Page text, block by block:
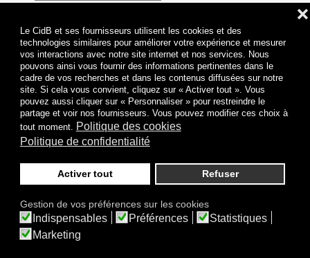
Le CidB et ses fournisseurs utilisent les cookies et des
technologies similaires pour améliorer votre expérience et mesurer
vos interactions avec notre site internet et nos services. Nous
pouvons ainsi vous fournir des informations pertinentes dans le
cadre de vos recherches et dans les contenus diffusées sur notre
site. Si cela vous convient, cliquez sur « Activer tout ». Vous
pouvez aussi cliquer sur « Personnaliser » pour restreindre le
partage et voir nos fournisseurs. Vous pouvez modifier ces choix à
tout moment. Politique des cookies
Politique de confidentialité
Activer tout Refuser
❌
Gestion de vos préférences sur les cookies
Indispensables Préférences
Statistiques
Marketing
J’ai lu et j’accepte lesTermes et conditionset la
Politique de confidentialité
Je m'abonne
© 2009-2026 CidB. Tous droits réservés.